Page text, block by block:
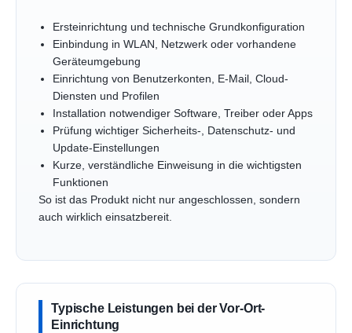
Ersteinrichtung und technische Grundkonfiguration
Einbindung in WLAN, Netzwerk oder vorhandene
Geräteumgebung
Einrichtung von Benutzerkonten, E-Mail, Cloud-
Diensten und Profilen
Installation notwendiger Software, Treiber oder Apps
Prüfung wichtiger Sicherheits-, Datenschutz- und
Update-Einstellungen
Kurze, verständliche Einweisung in die wichtigsten
Funktionen
So ist das Produkt nicht nur angeschlossen, sondern
auch wirklich einsatzbereit.
Typische Leistungen bei der Vor-Ort-
Einrichtung